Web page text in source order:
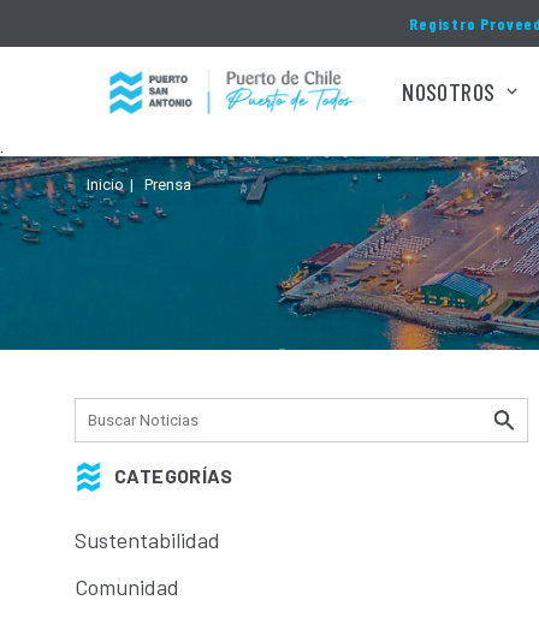
Registro
NOSOTROS
.
Inicio Prensa
CATEGORÍAS
Sustentabilidad
Comunidad